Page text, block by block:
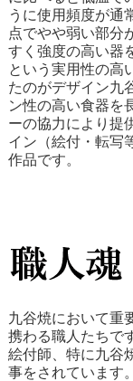
うに使用頻度が通
点でやや弱い部分
すく強度の高い器
という実用性の高
たのがデザイン九
ン性の高い食器を
ーの協力により提
イン（絵付・転写
作品です。
九谷焼において重
携わる職人たちで
絵付師、特に九谷
事をされています